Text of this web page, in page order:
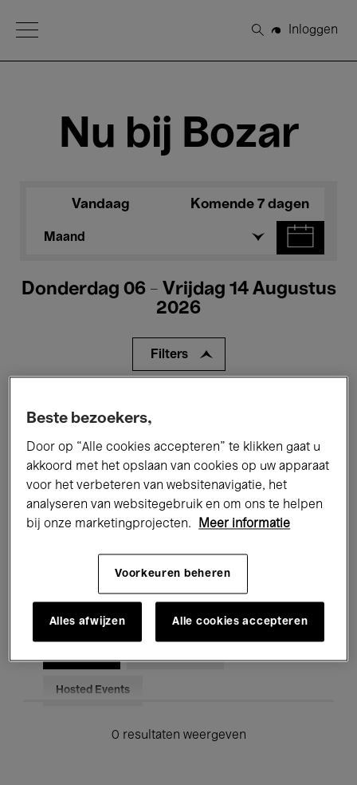
Open Menu
Zoeken
Inloggen
Nu bij Bozar
Vandaag Komende 7 dagen
Maand
Donderdag 06 - Vrijdag 14 Augustus
2026
Filters
Tentoonstellingen Films
Performances Lezingen & Debatten
Klassieke Muziek Global Music
Elektronische Muziek
Voor iedereen Kids’ Palace
Hosted Events
0 resultaten weergeven
Beste bezoekers,
Door op “Alle cookies accepteren” te klikken gaat u
akkoord met het opslaan van cookies op uw apparaat
voor het verbeteren van websitenavigatie, het
analyseren van websitegebruik en om ons te helpen
bij onze marketingprojecten.
Meer informatie
Voorkeuren beheren
Alles afwijzen Alle cookies accepteren